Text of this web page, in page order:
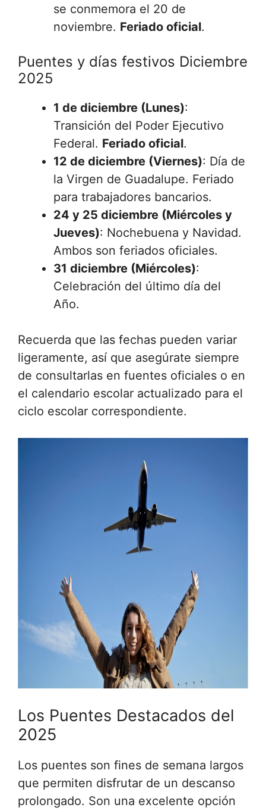
se conmemora el 20 de
noviembre. Feriado oficial.
Puentes y días festivos Diciembre
2025
1 de diciembre (Lunes):
Transición del Poder Ejecutivo
Federal. Feriado oficial.
12 de diciembre (Viernes): Día de
la Virgen de Guadalupe. Feriado
para trabajadores bancarios.
24 y 25 diciembre (Miércoles y
Jueves): Nochebuena y Navidad.
Ambos son feriados oficiales.
31 diciembre (Miércoles):
Celebración del último día del
Año.
Recuerda que las fechas pueden variar
ligeramente, así que asegúrate siempre
de consultarlas en fuentes oficiales o en
el calendario escolar actualizado para el
ciclo escolar correspondiente.
Los Puentes Destacados del
2025
Los puentes son fines de semana largos
que permiten disfrutar de un descanso
prolongado. Son una excelente opción